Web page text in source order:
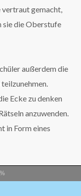
gemacht,
sie die Oberstufe
außerdem die
Ecke zu denken
anzuwenden.
in Form eines